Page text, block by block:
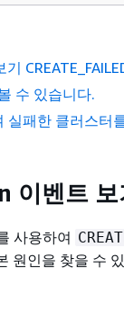
수 있습니다.
패한 클러스터
이벤트 보
사용하여
원인을 찾을 수